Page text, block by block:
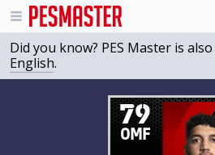
Did you know? PES Master is
English.
79
OMF